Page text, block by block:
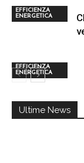
EFFICIENZA
ENERGETICA
EFFICIENZA
ENERGETICA
Ultime News